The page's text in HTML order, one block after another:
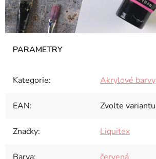
Kategorie: Akrylové barvy
EAN: Zvolte variantu
Značky: Liquitex